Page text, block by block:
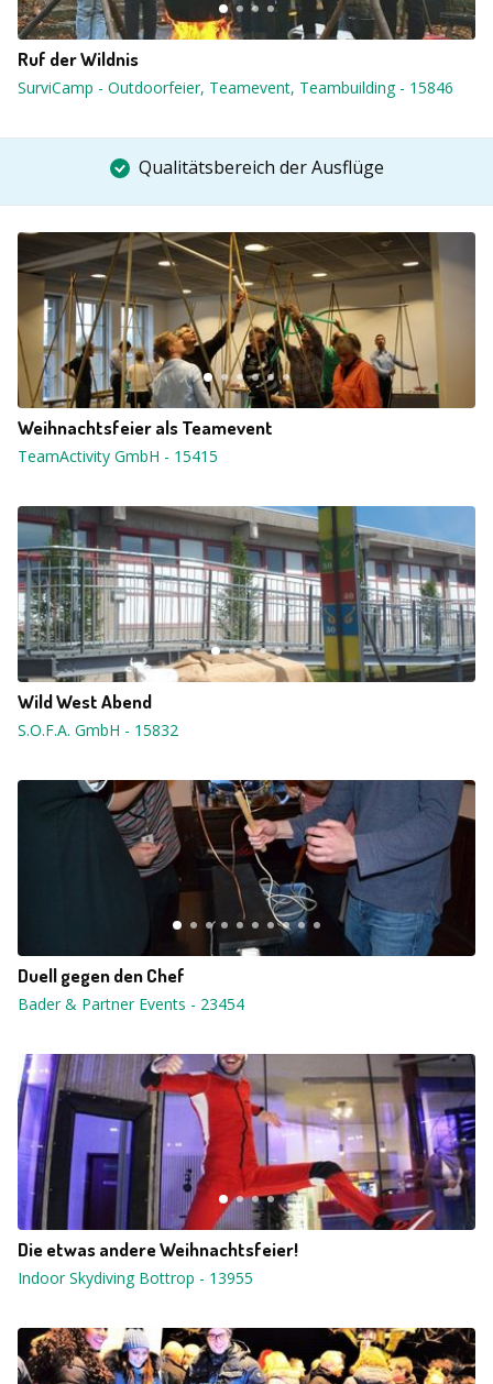
Ruf der Wildnis
SurviCamp - Outdoorfeier, Teamevent, Teambuilding- 15846
Qualitätsbereich der Ausflüge
Weihnachtsfeier als Teamevent
TeamActivity GmbH - 15415
Wild West Abend
S.O.F.A. GmbH - 15832
Duell gegen den Chef
Bader & Partner Events - 23454
Die etwas andere Weihnachtsfeier!
Indoor Skydiving Bottrop - 13955